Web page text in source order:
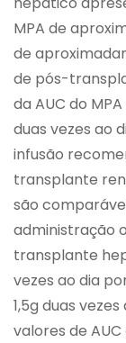
MPA de
de
de pós-
da AUC do
duas vezes ao
infusão
transplante
são
administração
transplante
vezes ao dia
1,5g duas
valores de